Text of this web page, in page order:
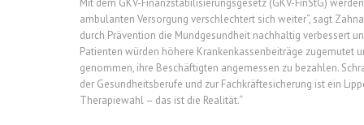
Mit dem GKV-Finanzstabilisierungsgesetz (GKV-FinStG)
ambulanten Versorgung verschlechtert sich weiter“, sagt
durch Prävention die Mundgesundheit nachhaltig verbessert
Patienten würden höhere Krankenkassenbeiträge zugemutet
genommen, ihre Beschäftigten angemessen zu bezahlen.
der Gesundheitsberufe und zur Fachkräftesicherung ist ein
Therapiewahl – das ist die Realität.“